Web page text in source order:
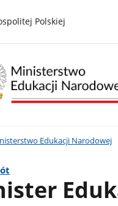
Polskiej
Edukacji Narodowej